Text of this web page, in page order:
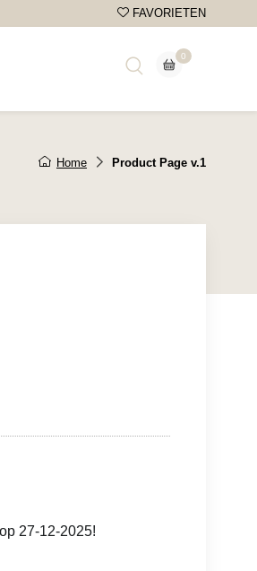
FAVORIETEN
0
Home Product Page v.1
27-12-2025!